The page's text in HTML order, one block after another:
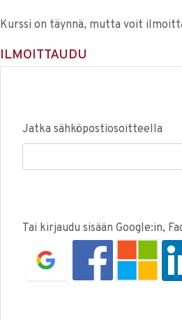
Kurssi on täynnä, mutta voit
ILMOITTAUDU
Jatka sähköpostiosoitteella
Tai kirjaudu sisään Google:in,